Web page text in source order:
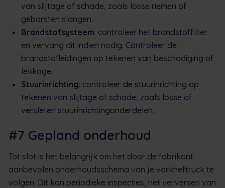
van slijtage of schade, zoals losse riemen of
gebarsten slangen.
Brandstofsysteem: controleer het brandstoffilter
en vervang dit indien nodig. Controleer de
brandstofleidingen op tekenen van beschadiging of
lekkage.
Stuurinrichting: controleer de stuurinrichting op
tekenen van slijtage of schade, zoals losse of
versleten stuurinrichtingonderdelen.
#7 Gepland onderhoud
Tot slot is het belangrijk om het door de fabrikant
aanbevolen onderhoudsschema van je vorkheftruck te
volgen. Dit kan periodieke inspecties, het verversen van